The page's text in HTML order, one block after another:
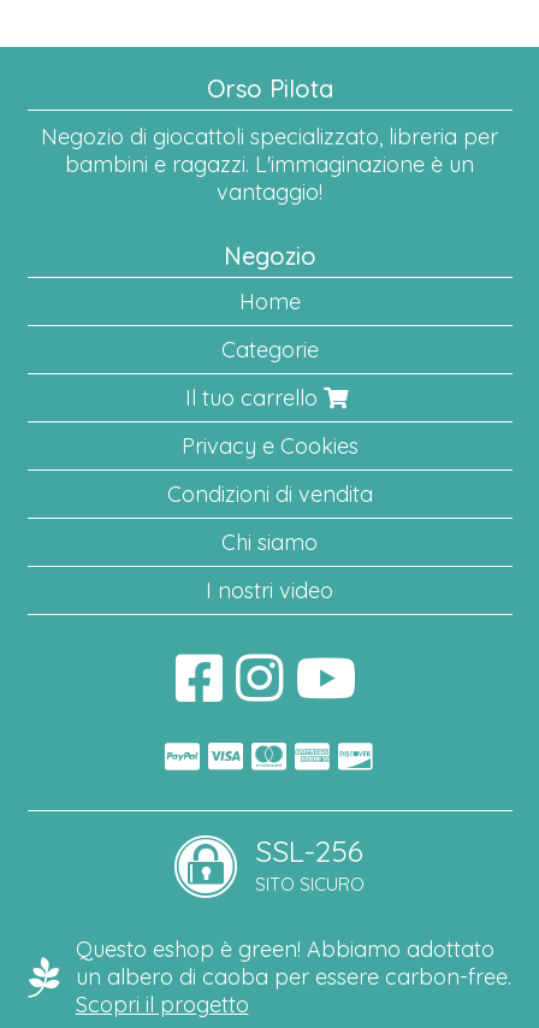
Orso Pilota
Negozio di giocattoli specializzato, libreria per
bambini e ragazzi. L'immaginazione è un
vantaggio!
Negozio
Home
Categorie
Il tuo carrello
Privacy e Cookies
Condizioni di vendita
Chi siamo
I nostri video
SSL-256
SITO SICURO
Questo eshop è green! Abbiamo adottato
un albero di caoba per essere carbon-free.
Scopri il progetto